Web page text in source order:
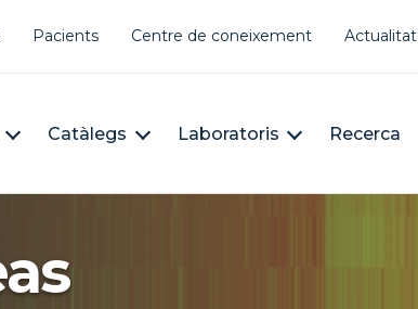
menu
Pacients Centre de coneixement Actualitat
Catàlegs Laboratoris Recerca